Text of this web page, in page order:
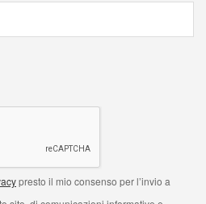
presto il mio consenso per l’invio a